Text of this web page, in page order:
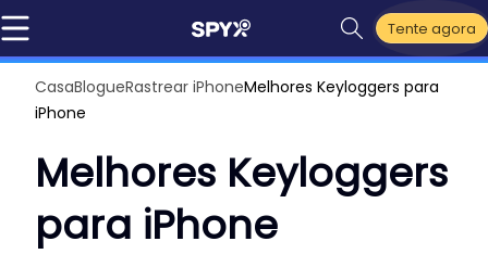
Tente agora
CasaBlogueRastrear iPhoneMelhores Keyloggers para
iPhone
Melhores Keyloggers
para iPhone